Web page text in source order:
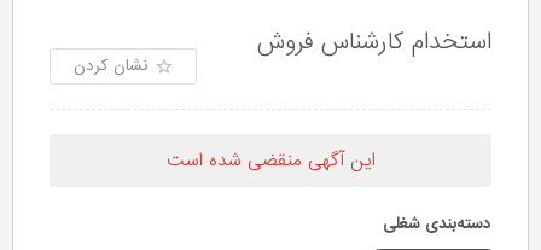
استخدام کارشناس فروش
نشان کردن
این آگهی منقضی شده است
دسته‌بندی شغلی